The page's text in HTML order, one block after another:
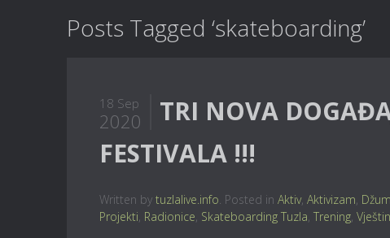
Posts Tagged ‘skateboarding’
18 Sep
2020
TRI NOVA
FESTIVALA !!!
Written by tuzlalive.info. Posted in Aktiv, Aktivizam,
Projekti, Radionice, Skateboarding Tuzla, Trening,